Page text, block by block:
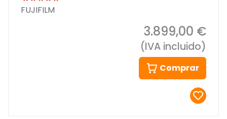
FUJIFILM
3.899,00 €
(IVA incluido)
Comprar